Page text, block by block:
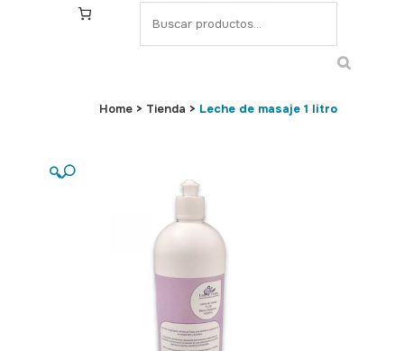
S
e
Home > Tienda > Leche de masaje 1 litro
🔍